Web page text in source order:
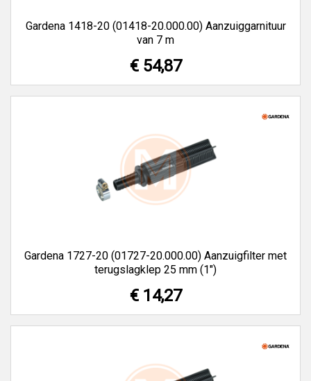
Gardena 1418-20 (01418-20.000.00) Aanzuiggarnituur
van 7 m
€ 54,87
Gardena 1727-20 (01727-20.000.00) Aanzuigfilter met
terugslagklep 25 mm (1")
€ 14,27